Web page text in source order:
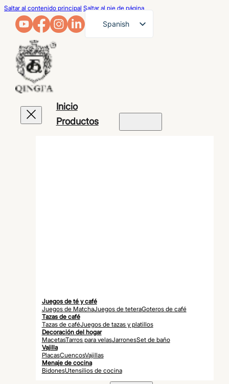
Saltar al contenido principal Saltar al pie de página
Spanish
Inicio
Productos
Juegos de té y café
Juegos de MatchaJuegos de teteraGoteros de café
Tazas de café
Tazas de caféJuegos de tazas y platillos
Decoración del hogar
MacetasTarros para velasJarronesSet de baño
Vajilla
PlacasCuencosVajillas
Menaje de cocina
BidonesUtensilios de cocina